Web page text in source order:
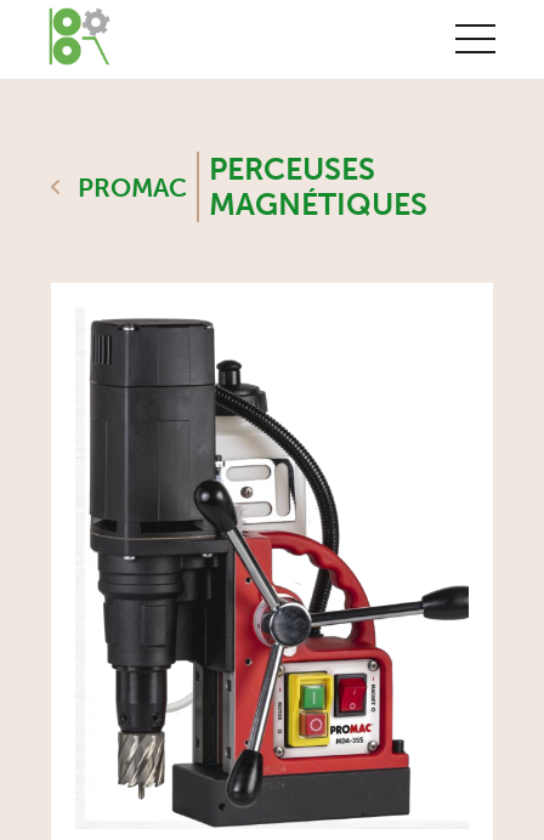
PROMAC
PERCEUSES
MAGNÉTIQUES